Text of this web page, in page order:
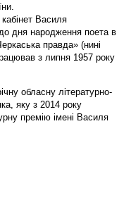
Василя
дня народження поета в
правда» (нині
з липня 1957 року
обласну літературно-
яку з 2014 року
премію імені Василя